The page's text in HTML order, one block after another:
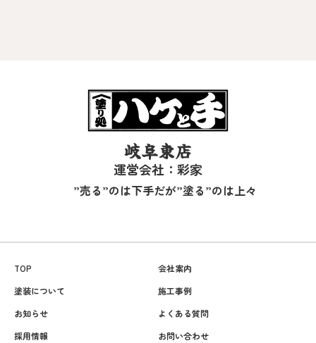
岐阜東店
運営会社：彩家
”売る”のは下手だが”塗る”のは上々
TOP
会社案内
塗装について
施工事例
お知らせ
よくある質問
採用情報
お問い合わせ